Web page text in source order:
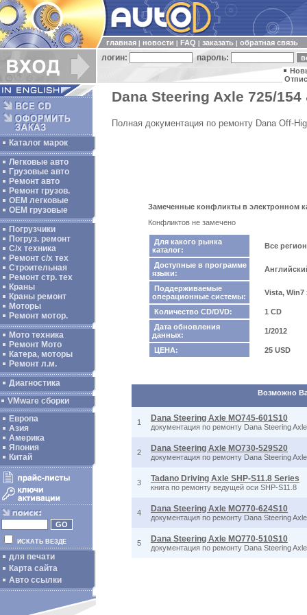
главная новости FAQ заказать обратная связь
логин: пароль:
Каталог марок
Легковые авто
Грузовые авто
Ремонт авто
Ремонт грузов.
ОЕМ легковые
OEM грузовые
Погрузчики
Погруз. ремонт
С/х техника
Ремонт с/х тех
Строительная
Ремонт стр. тех
Краны
Краны ремонт
Моторы
Ремонт мотор.
Мото техника
Ремонт Мото
Катера, моторы
Ремонт л.м.
Диагностика
VMware сборки
Европа
Азия
Америка
Япония
Китай
ИСКАТЬ ВЕЗДЕ
для печати
Карта сайта
Авто ссылки
Dana Steering Axle 725/154
Полная документация по ремонту Dana Off-
Замеченные конфликты в электронном
Конфликтов не замечено
Для какого рынка
каталог:
Все
Доступные в программе
языки:
Поддерживаемые
операционные системы:
Vista, Win7
Количество CD/DVD:
1 CD
Дата обновления
данных:
1/2012
ЦЕНА: 25 USD
Возможно
1 Dana Steering Axle MO745-601S10
документация по ремонту Dana Steering
2 Dana Steering Axle MO730-529S20
документация по ремонту Dana Steering
3 Tadano Driving Axle SHP-S11.8 Series
книга по ремонту ведущей оси SHP-S11.8
4 Dana Steering Axle MO770-624S10
документация по ремонту Dana Steering
5 Dana Steering Axle MO770-510S10
документация по ремонту Dana Steering